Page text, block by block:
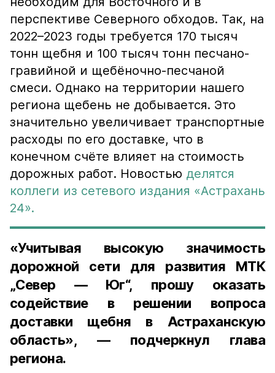
перспективе Северного обходов. Так, на
2022–2023 годы требуется 170 тысяч
тонн щебня и 100 тысяч тонн песчано-
гравийной и щебёночно-песчаной
смеси. Однако на территории нашего
региона щебень не добывается. Это
значительно увеличивает транспортные
расходы по его доставке, что в
конечном счёте влияет на стоимость
дорожных работ. Новостью делятся
коллеги из сетевого издания «Астрахань
24».
«Учитывая высокую значимость
дорожной сети для развития МТК
„Север — Юг“, прошу оказать
содействие в решении вопроса
доставки щебня в Астраханскую
область», — подчеркнул глава
региона.